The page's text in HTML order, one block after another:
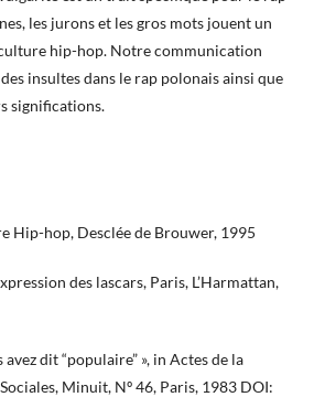
les jurons et les gros mots jouent un
hip-hop. Notre communication
insultes dans le rap polonais ainsi que
significations.
Hip-hop, Desclée de Brouwer, 1995
des lascars, Paris, L’Harmattan,
dit “populaire” », in Actes de la
Minuit, Nº 46, Paris, 1983 DOI: